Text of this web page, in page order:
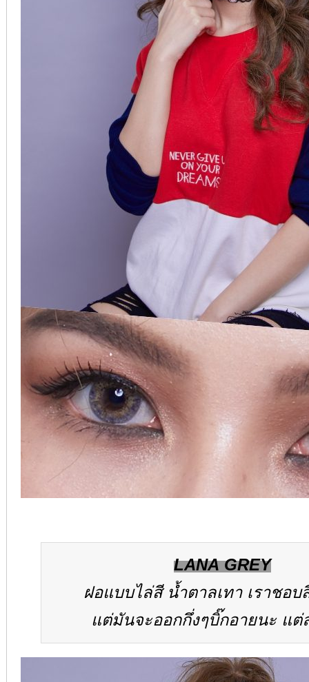
LANA GREY
ฝอแบบไล่สี น้ำตาลเทา เราชอบ
แต่มันจะออกกึ่งๆบิ๊กอายนะ แต่